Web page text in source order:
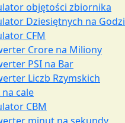
objętości zbiornika
Dziesiętnych na
CFM
Crore na Miliony
PSI na Bar
Liczb Rzymskich
na cale
CBM